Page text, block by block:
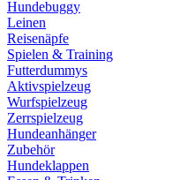
Hundebuggy
Leinen
Reisenäpfe
Spielen & Training
Futterdummys
Aktivspielzeug
Wurfspielzeug
Zerrspielzeug
Hundeanhänger
Zubehör
Hundeklappen